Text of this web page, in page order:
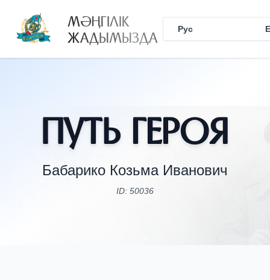
МӘҢГІЛІК
ЖАДЫМЫЗДА Рус
Путь Героя
Бабарико Козьма Иванович
ID: 50036